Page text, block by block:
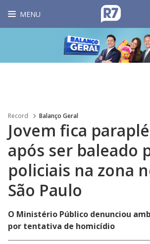
MENU
Record Balanço Geral
Jovem fica
após ser baleado
policiais na zona
São Paulo
O Ministério Público denunciou
por tentativa de homicídio